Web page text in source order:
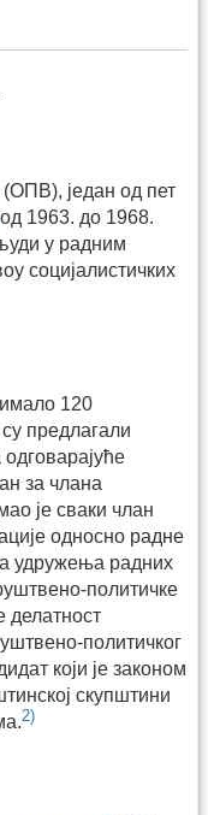
(ОПВ), један од пет
од 1963. до 1968.
у радним
социјалистичких
120
предлагали
за члана
је сваки члан
односно радне
удружења радних
политичке
делатност
политичког
који је законом
скупштини
2)